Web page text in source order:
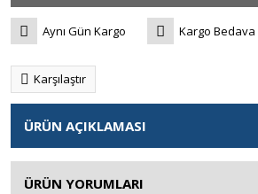
Aynı Gün Kargo Kargo Bedava
Karşılaştır
ÜRÜN AÇIKLAMASI
ÜRÜN YORUMLARI